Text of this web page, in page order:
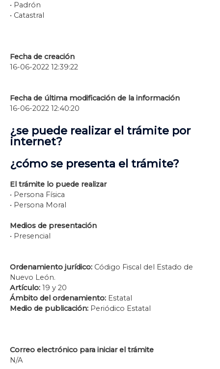
• Padrón
• Catastral
Fecha de creación
16-06-2022 12:39:22
Fecha de última modificación de la información
16-06-2022 12:40:20
¿se puede realizar el trámite por
internet?
¿cómo se presenta el trámite?
El trámite lo puede realizar
• Persona Física
• Persona Moral
Medios de presentación
• Presencial
Ordenamiento jurídico: Código Fiscal del Estado de
Nuevo León.
Artículo: 19 y 20
Ámbito del ordenamiento: Estatal
Medio de publicación: Periódico Estatal
Correo electrónico para iniciar el trámite
N/A